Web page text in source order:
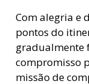
Com alegria e
pontos do
gradualmente
compromisso
missão de